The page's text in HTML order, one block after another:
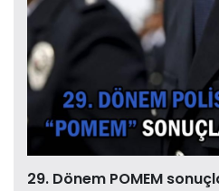
29. Dönem POMEM